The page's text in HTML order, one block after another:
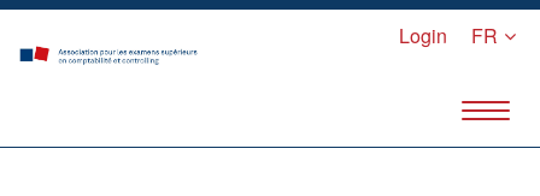
Login FR